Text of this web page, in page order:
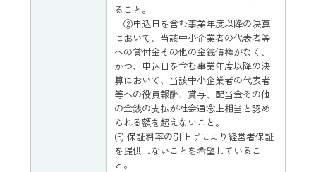
ること。
②申込日を含む事業年度以降の決算
において、当該中小企業者の代表者等
への貸付金その他の金銭債権がなく、
かつ、申込日を含む事業年度以降の決
算において、当該中小企業者の代表者
等への役員報酬、賞与、配当金その他
の金銭の支払が社会通念上相当と認め
られる額を超えないこと。
(5) 保証料率の引上げにより経営者保証
を提供しないことを希望しているこ
と。